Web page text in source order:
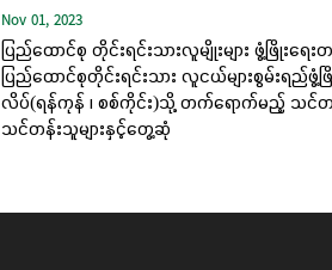
Nov 01, 2023
ပြည်ထောင်စု တိုင်းရင်းသားလူမျိုးများ ဖွံ့ဖြိုးရေ
ပြည်ထောင်စုတိုင်းရင်းသား လူငယ်များစွမ်းရည်ဖွံ့ဖ
လိပ်(ရန်ကုန် ၊ စစ်ကိုင်း)သို့ တက်ရောက်မည့် သင်တန်
သင်တန်းသူများနှင့်တွေ့ဆုံ